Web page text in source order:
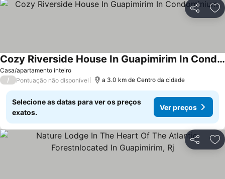
Partilhar
Casa/apartamento inteiro
Cozy Riverside House In Guapimirim In Condominium
/ Pontuação não disponível a 3.0 km de Centro da cidade
Selecione as datas para ver os preços
exatos.
Ver preços
Partilhar